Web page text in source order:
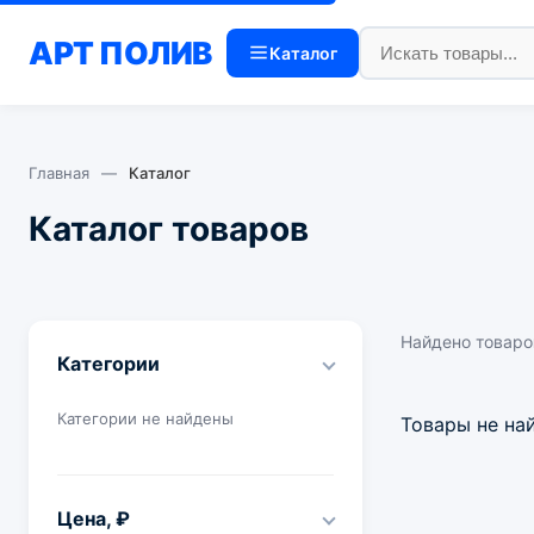
АРТ ПОЛИВ Каталог
Главная — Каталог
Каталог товаров
Категории
Категории не найдены
Цена, ₽
Найдено
Товары не